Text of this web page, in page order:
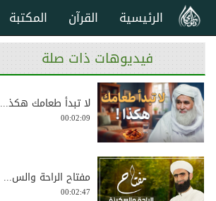
المكتبة القرآن الرئيسية
فيديوهات ذات صلة
لا تبدأ طعامك هكذ...
00:02:09
مفتاح الراحة والس...
00:02:47